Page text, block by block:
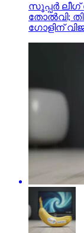
സൂപ്പര്‍ ലീഗ്
തോല്‍വി;
ഗോളിന്